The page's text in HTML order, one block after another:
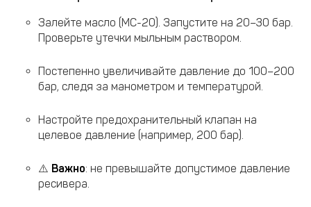
Залейте масло (МС-20). Запустите на 20–30 бар.
Проверьте утечки мыльным раствором.
Постепенно увеличивайте давление до 100–200
бар, следя за манометром и температурой.
Настройте предохранительный клапан на
целевое давление (например, 200 бар).
⚠️ Важно: не превышайте допустимое давление
ресивера.